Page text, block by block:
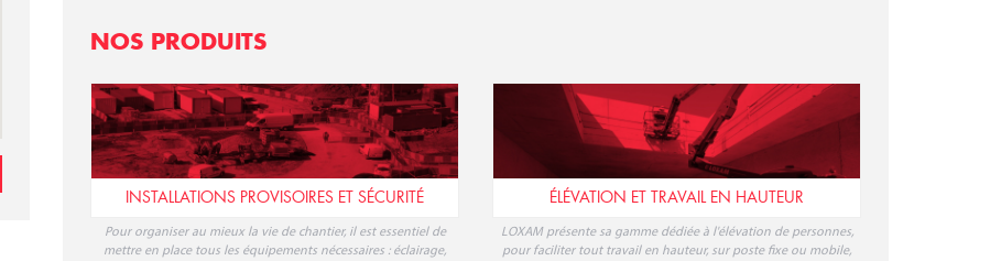
NOS PRODUITS
INSTALLATIONS PROVISOIRES ET SÉCURITÉ
Pour organiser au mieux la vie de chantier, il est essentiel de
mettre en place tous les équipements nécessaires : éclairage,
ÉLÉVATION ET TRAVAIL EN HAUTEUR
LOXAM présente sa gamme dédiée à l'élévation de personnes,
pour faciliter tout travail en hauteur, sur poste fixe ou mobile,